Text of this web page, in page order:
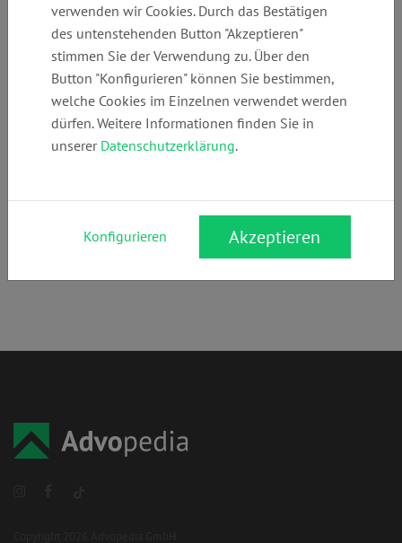
Telefon:
+49 (0)
34522617610
E-Mail:
kanzlei@pranne
r.com
Webseite:
www.pranner.co
m
Rechtsgebiete:
Mietrecht,Familienrecht,Erbrecht
verwenden wir Cookies. Durch das Bestätigen
des untenstehenden Button "Akzeptieren"
stimmen Sie der Verwendung zu. Über den
Button "Konfigurieren" können Sie bestimmen,
welche Cookies im Einzelnen verwendet werden
dürfen. Weitere Informationen finden Sie in
unserer Datenschutzerklärung.
Konfigurieren Akzeptieren